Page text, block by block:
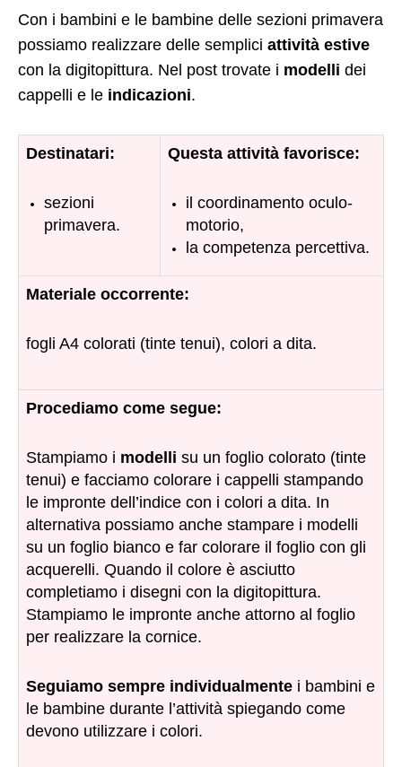
Con i bambini e le bambine delle sezioni primavera
possiamo realizzare delle semplici attività estive
con la digitopittura. Nel post trovate i modelli dei
cappelli e le indicazioni.
Destinatari:
sezioni
primavera.
Questa attività favorisce:
il coordinamento oculo-
motorio,
la competenza percettiva.
Materiale occorrente:
fogli A4 colorati (tinte tenui), colori a dita.
Procediamo come segue:
Stampiamo i modelli su un foglio colorato (tinte
tenui) e facciamo colorare i cappelli stampando
le impronte dell’indice con i colori a dita. In
alternativa possiamo anche stampare i modelli
su un foglio bianco e far colorare il foglio con gli
acquerelli. Quando il colore è asciutto
completiamo i disegni con la digitopittura.
Stampiamo le impronte anche attorno al foglio
per realizzare la cornice.
Seguiamo sempre individualmente i bambini e
le bambine durante l’attività spiegando come
devono utilizzare i colori.